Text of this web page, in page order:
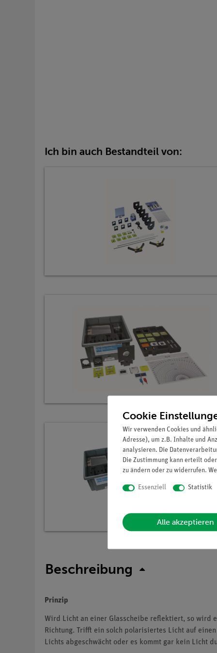
Ich bin auch Bestandteil von:
Beschreibung
Prinzip
Wird Licht an einer Glasscheibe reflektiert, so wird
Richtung. Trifft ein solch polarisiertes Licht auf
Lichts abgeschwächt oder es kommt gar kein Licht
Cookie
Wir verwenden Cookies und
Adresse), um z.B. Inhalte und
analysieren. Die
Die Zustimmung kann erteilt
zu ändern oder zu widerrufen.
Essenziell Statistik
Alle akzeptieren